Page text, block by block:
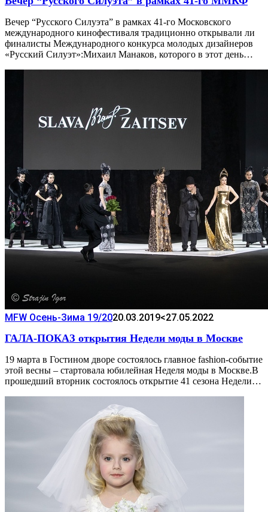
Вечер “Русского Силуэта” в рамках 41-го Московского
международного кинофестиваля традиционно открывали ли
финалисты Международного конкурса молодых дизайнеров
«Русский Силуэт»:Михаил Манаков, которого в этот день…
MFW Осень-Зима 19/2020.03.2019<27.05.2022
ГАЛА-ПОКАЗ открытия Недели моды в Москве
19 марта в Гостином дворе состоялось главное fashion-событие
этой весны – стартовала юбилейная Неделя моды в Москве.В
прошедший вторник состоялось открытие 41 сезона Недели…